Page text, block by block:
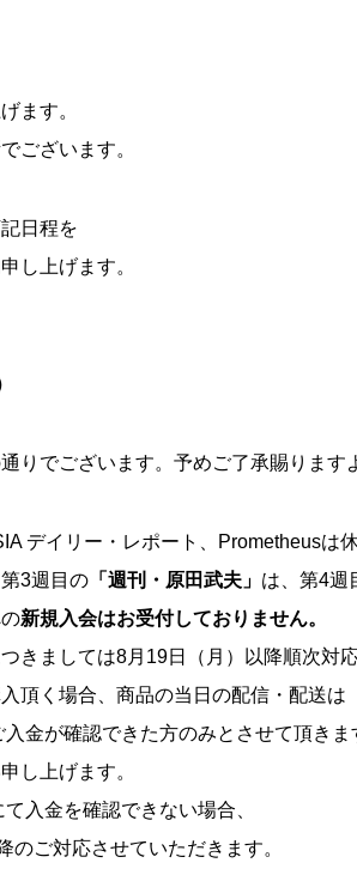
ます。
ございます。
日程を
し上げます。
りでございます。予めご了承賜ります
デイリー・レポート、Prometheusは
3週目の 「週刊・原田武夫」 は、第4週
新規入会はお受付しておりません。
きましては8月19日（月）以降順次対応
頂く場合、商品の当日の配信・配送は
金が確認できた方のみとさせて頂きま
し上げます。
入金を確認できない場合、
ご対応させていただきます。